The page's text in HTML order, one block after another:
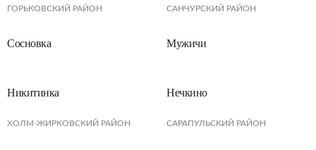
ГОРЬКОВСКИЙ РАЙОН САНЧУРСКИЙ РАЙОН
Сосновка Мужичи
Никитинка
ХОЛМ-ЖИРКОВСКИЙ РАЙОН
Нечкино
САРАПУЛЬСКИЙ РАЙОН